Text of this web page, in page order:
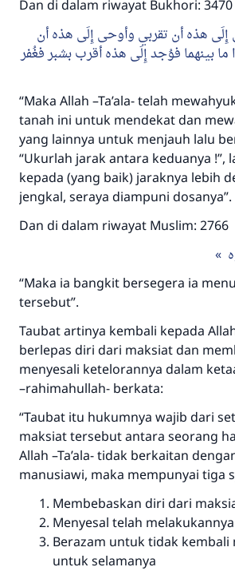
Dan di dalam riwayat Bukhori: 3470
إِلَى هذه أن تقربي وأوحى إِلَى هذه أن
بينهما فوُجد إِلَى هذه أقرب بشبر فغُفر
“Maka Allah –Ta’ala- telah
tanah ini untuk mendekat dan
yang lainnya untuk menjauh lalu
“Ukurlah jarak antara keduanya !”,
kepada (yang baik) jaraknya lebih
jengkal, seraya diampuni dosanya”.
Dan di dalam riwayat Muslim: 2766
“Maka ia bangkit bersegera ia
tersebut”.
Taubat artinya kembali kepada Allah
berlepas diri dari maksiat dan
menyesali ketelorannya dalam
–rahimahullah- berkata:
“Taubat itu hukumnya wajib dari
maksiat tersebut antara seorang
Allah –Ta’ala- tidak berkaitan
manusiawi, maka mempunyai tiga
Membebaskan diri dari
Menyesal telah melakukannya
Berazam untuk tidak kembali
untuk selamanya